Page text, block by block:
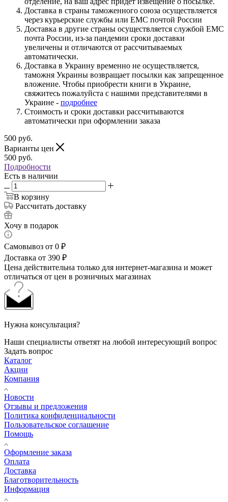
Доставка в страны таможенного союза осуществляется
через курьерские службы или ЕМС почтой России
Доставка в другие страны осуществляется службой ЕМС
почта России, из-за пандемии сроки доставки
увеличены и отличаются от рассчитываемых
автоматически.
Доставка в Украину временно не осуществляется,
таможня Украины возвращает посылки как запрещенное
вложение. Чтобы приобрести книги в Украине,
свяжитесь пожалуйста с нашими представителями в
Украине - подробнее
Стоимость и сроки доставки рассчитываются
автоматически при оформлении заказа
500 руб.
Варианты цен
500 руб.
Подробности
Есть в наличии
В корзину
Рассчитать доставку
Хочу в подарок
Самовывоз от 0 ₽
Доставка от 390 ₽
Цена действительна только для интернет-магазина и может
отличаться от цен в розничных магазинах
Нужна консультация?
Наши специалисты ответят на любой интересующий вопрос
Задать вопрос
Каталог
Акции
Компания
Новости
Отзывы и предложения
Политика конфиденциальности
Пользовательское соглашение
Помощь
Оформление заказа
Оплата
Доставка
Благотворительность
Информация